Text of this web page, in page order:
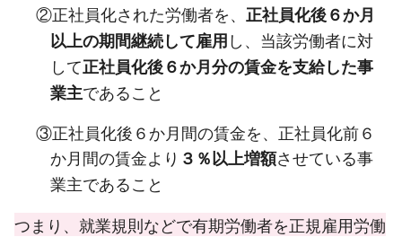
②正社員化された労働者を、 正社員化後６か月
以上の期間継続して雇用し、当該労働者に対
して正社員化後６か月分の賃金を支給した事
業主であること
③正社員化後６か月間の賃金を、正社員化前６
か月間の賃金より ３％以上増額させている事
業主であること
つまり、就業規則などで有期労働者を正規雇用労働